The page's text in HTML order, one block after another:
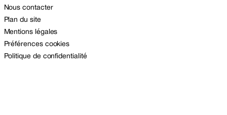
Nous contacter
Plan du site
Mentions légales
Préférences cookies
Politique de confidentialité